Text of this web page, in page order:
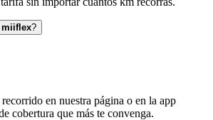
miiflex?
en nuestra página o en la app
cobertura que más te convenga.